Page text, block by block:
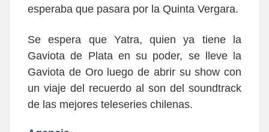
esperaba que pasara por la Quinta Vergara.
Se espera que Yatra, quien ya tiene la
Gaviota de Plata en su poder, se lleve la
Gaviota de Oro luego de abrir su show con
un viaje del recuerdo al son del soundtrack
de las mejores teleseries chilenas.